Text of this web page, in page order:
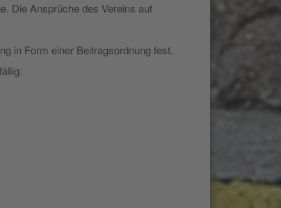
Die Ansprüche des Vereins auf
in Form einer Beitragsordnung fest.